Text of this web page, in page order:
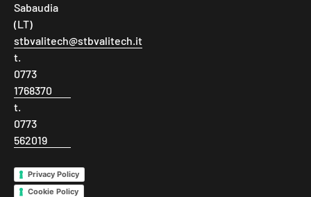
Sabaudia
(LT)
stbvalitech@stbvalitech.it
t.
0773
1768370
t.
0773
562019
Privacy Policy
Cookie Policy